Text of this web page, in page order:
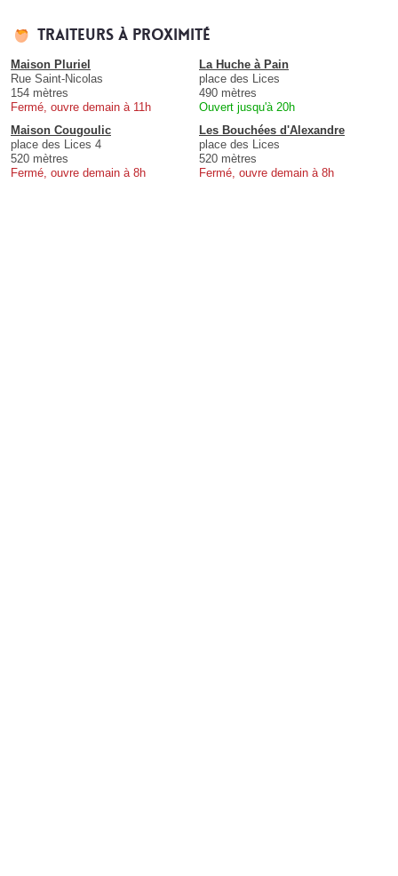
Traiteurs à proximité
Maison Pluriel
Rue Saint-Nicolas
154 mètres
Fermé, ouvre demain à 11h
La Huche à Pain
place des Lices
490 mètres
Ouvert jusqu'à 20h
Maison Cougoulic
place des Lices 4
520 mètres
Fermé, ouvre demain à 8h
Les Bouchées d'Alexandre
place des Lices
520 mètres
Fermé, ouvre demain à 8h